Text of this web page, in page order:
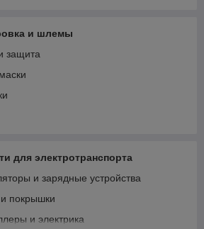
и шлемы
защита
для электротранспорта
и зарядные устройства
покрышки
и электрика